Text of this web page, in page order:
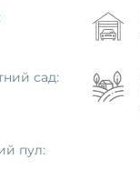
сад:
пул: